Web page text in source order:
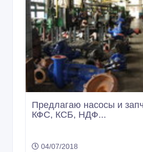
Предлагаю насосы и
КФС, КСБ, НДФ...
04/07/2018